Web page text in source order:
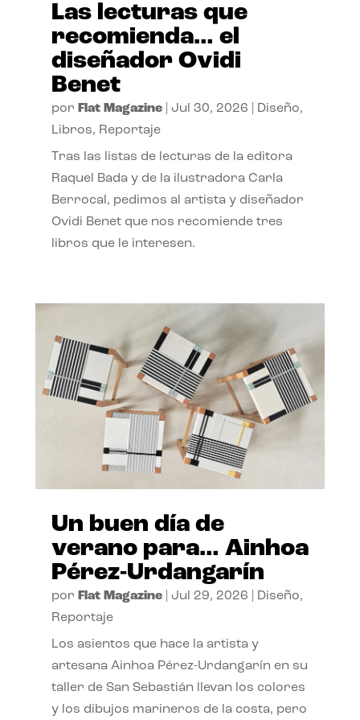
Las lecturas que
recomienda… el
diseñador Ovidi
Benet
por Flat Magazine| Jul 30, 2026 Diseño,
Libros, Reportaje
Tras las listas de lecturas de la editora
Raquel Bada y de la ilustradora Carla
Berrocal, pedimos al artista y diseñador
Ovidi Benet que nos recomiende tres
libros que le interesen.
Un buen día de
verano para… Ainhoa
Pérez-Urdangarín
por Flat Magazine| Jul 29, 2026 Diseño,
Reportaje
Los asientos que hace la artista y
artesana Ainhoa Pérez-Urdangarín en su
taller de San Sebastián llevan los colores
y los dibujos marineros de la costa, pero